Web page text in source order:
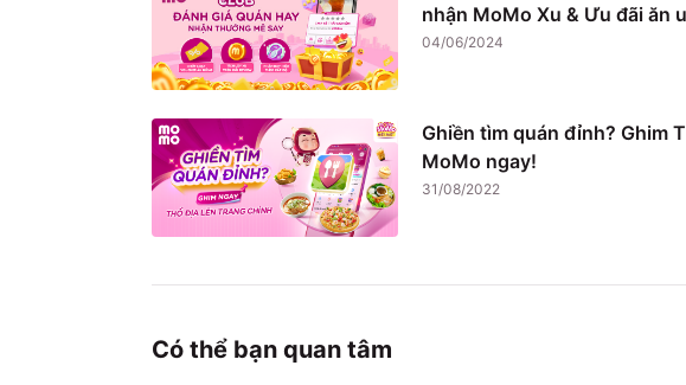
nhận MoMo Xu & Ưu đãi ăn
04/06/2024
Ghiền tìm quán đỉnh? Ghim
MoMo ngay!
31/08/2022
Có thể bạn quan tâm